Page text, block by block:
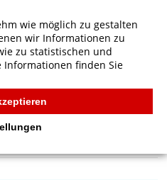
Polo
wie möglich zu gestalten
wir Informationen zu
zu statistischen und
Informationen finden Sie